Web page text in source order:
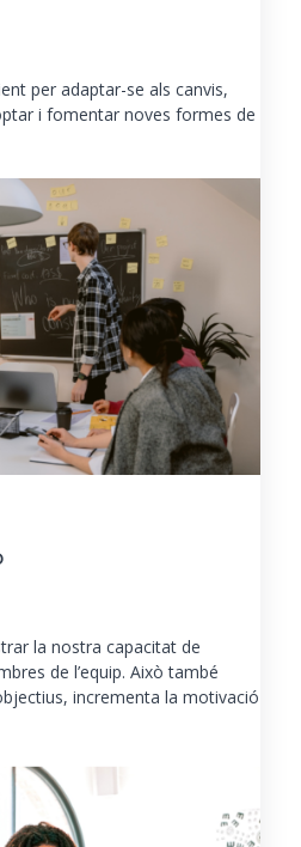
per adaptar-se als canvis,
i fomentar noves formes de
la nostra capacitat de
de l’equip. Això també
incrementa la motivació